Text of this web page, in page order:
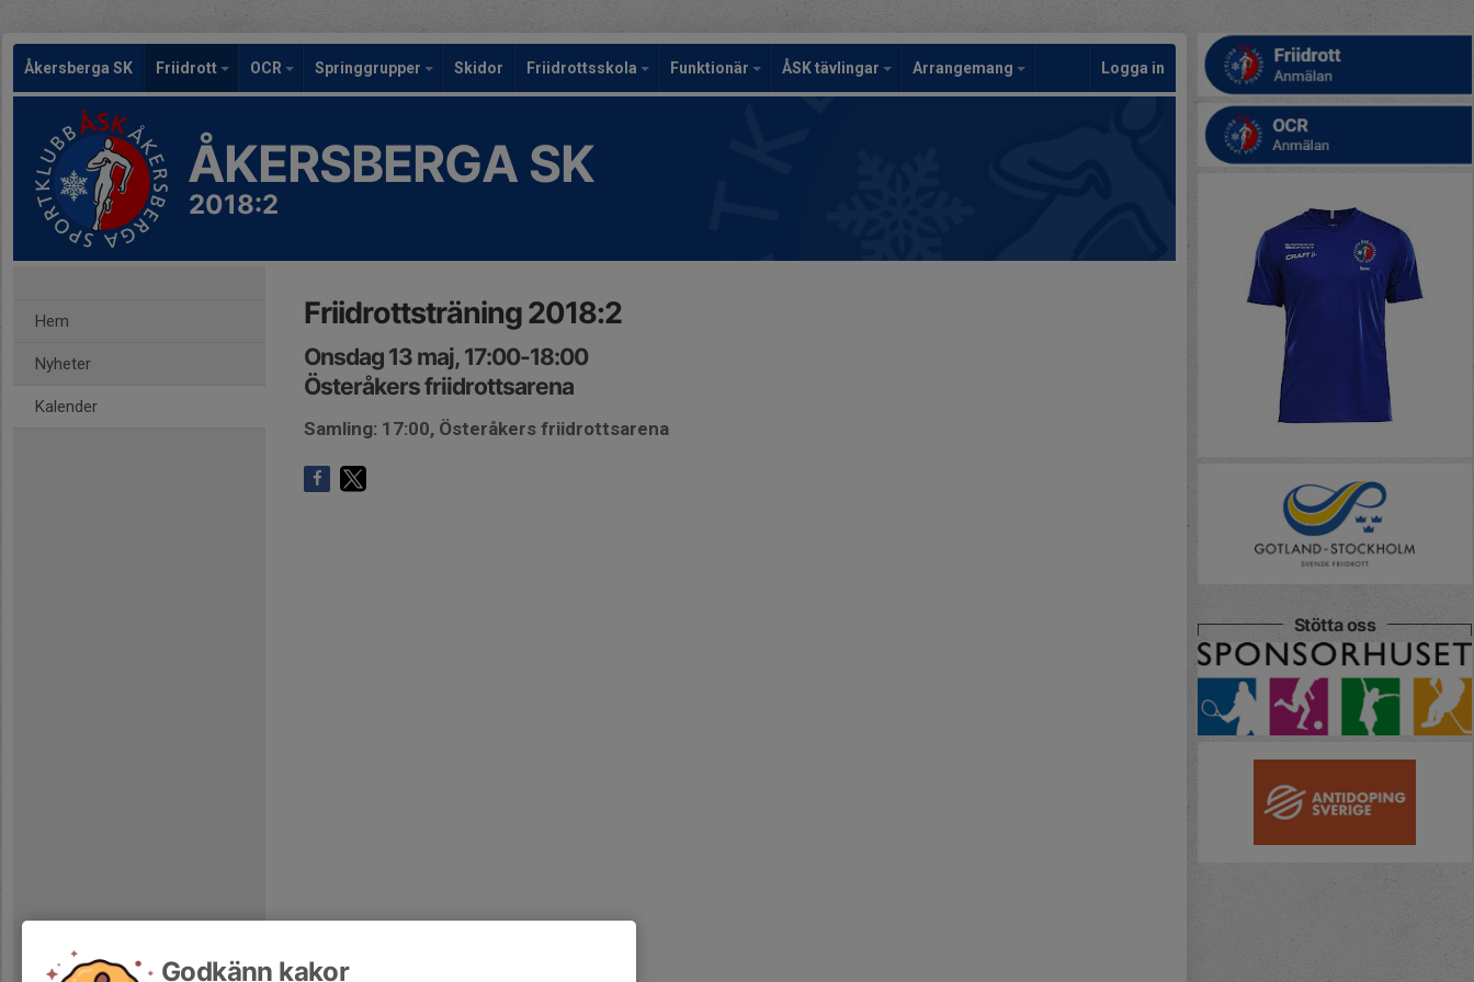
Åkersberga SK Friidrott OCR Springgrupper Skidor Friidrottsskola Funktionär ÅSK tävlingar Arrangemang Logga in
ÅKERSBERGA SK
2018:2
Hem
Nyheter
Kalender
Friidrottsträning 2018:2
Onsdag 13 maj, 17:00-18:00
Österåkers friidrottsarena
Samling: 17:00, Österåkers friidrottsarena
Stötta oss
Godkänn kakor